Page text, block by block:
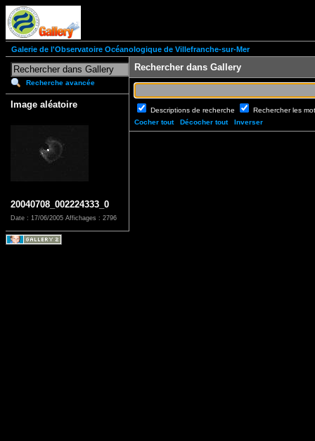
Galerie de l'Observatoire Océanologique de Villefranche-sur-Mer
Recherche avancée
Image aléatoire
20040708_002224333_0
Date : 17/06/2005 Affichages : 2796
Rechercher dans Gallery
Descriptions de recherche
Rechercher les
Cocher tout
Décocher tout Inverser